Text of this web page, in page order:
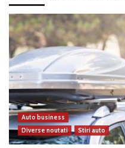
Auto business
Diverse noutati
Stiri auto